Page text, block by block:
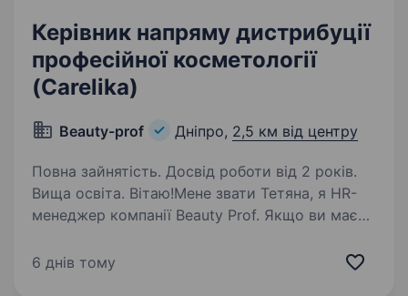
Керівник напряму дистрибуції
професійної косметології
(Carelika)
Beauty-prof Дніпро, 2,5 км від центру
Повна зайнятість. Досвід роботи від 2 років.
Вища освіта. Вітаю!Мене звати Тетяна, я HR-
менеджер компанії Beauty Prof. Якщо ви маєте
професійної косметології, любите амбітні
6 днів тому